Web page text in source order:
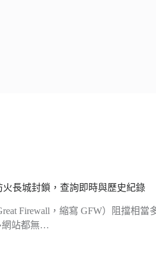
長城封鎖，查詢即時與歷史紀錄
Firewall，縮寫 GFW）阻擋相當
網站都無…